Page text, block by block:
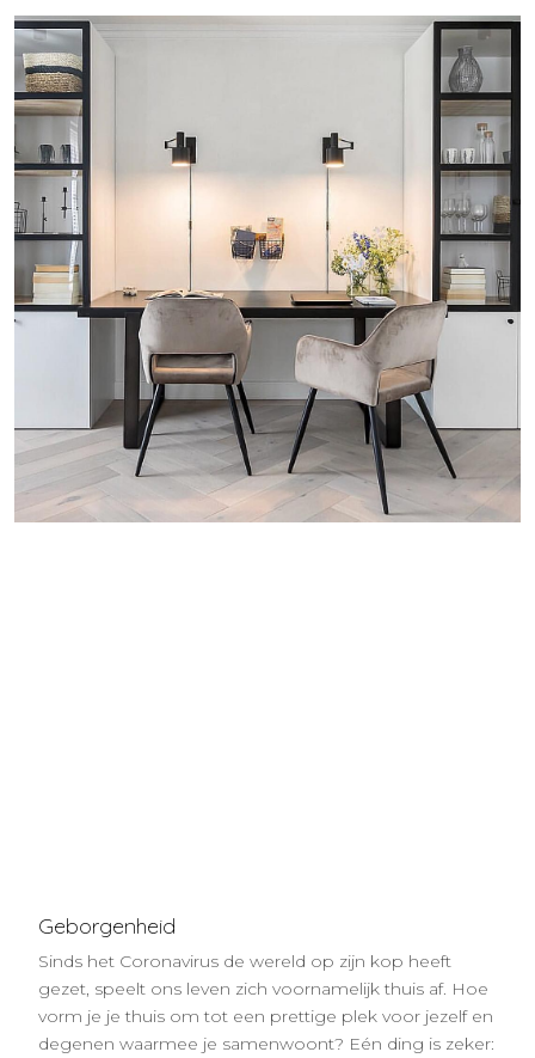
Geborgenheid
Sinds het Coronavirus de wereld op zijn kop heeft
gezet, speelt ons leven zich voornamelijk thuis af. Hoe
vorm je je thuis om tot een prettige plek voor jezelf en
degenen waarmee je samenwoont? Eén ding is zeker: